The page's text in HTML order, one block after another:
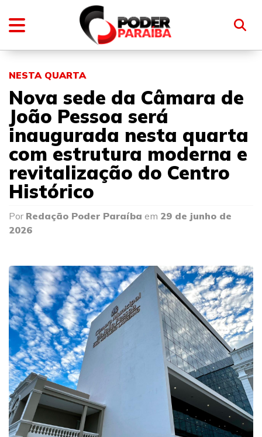
NESTA QUARTA
Nova sede da Câmara de
João Pessoa será
inaugurada nesta quarta
com estrutura moderna e
revitalização do Centro
Histórico
Por Redação Poder Paraíba em 29 de junho de
2026